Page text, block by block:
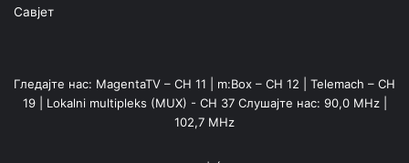
Савјет
Гледајте нас: MagentaTV – CH 11 | m:Box – CH 12 | Telemach – CH
19 | Lokalni multipleks (MUX) - CH 37 Слушајте нас: 90,0 MHz |
102,7 MHz